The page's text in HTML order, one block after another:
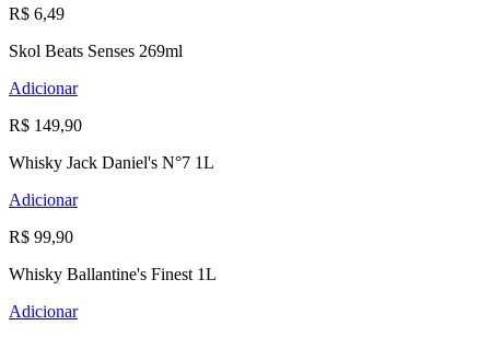
R$ 6,49
Skol Beats Senses 269ml
Adicionar
R$ 149,90
Whisky Jack Daniel's N°7 1L
Adicionar
R$ 99,90
Whisky Ballantine's Finest 1L
Adicionar